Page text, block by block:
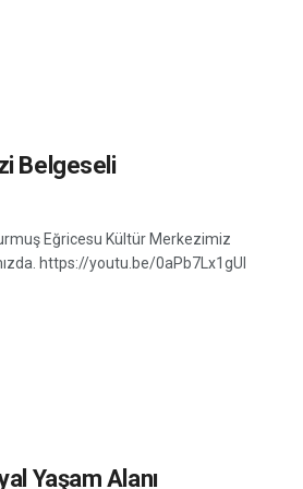
Belgeseli
Eğricesu Kültür Merkezimiz
https://youtu.be/0aPb7Lx1gUI
Yaşam Alanı